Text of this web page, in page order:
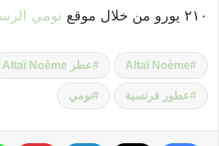
٢١٠ يورو من خلال موقع
نومي
Altaï Noème عطر Altaï Noème
عطور فرنسية نومي